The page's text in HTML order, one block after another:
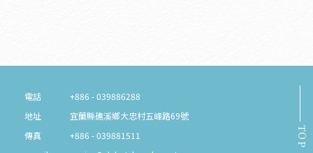
TOP
電話
+886 - 039886288
地址
宜蘭縣礁溪鄉大忠村五峰路69號
傳真
+886 - 039881511